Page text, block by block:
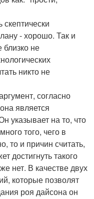
- хорошо. Так и
не
никто не
согласно
является
указывает на то, что
того, чего в
то и причин считать,
достигнуть такого
нет. В качестве двух
которые позволят
роя дайсона он